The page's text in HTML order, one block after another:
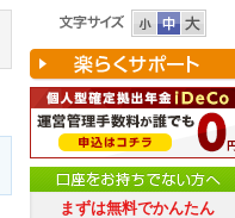
まずは無料でかんたん